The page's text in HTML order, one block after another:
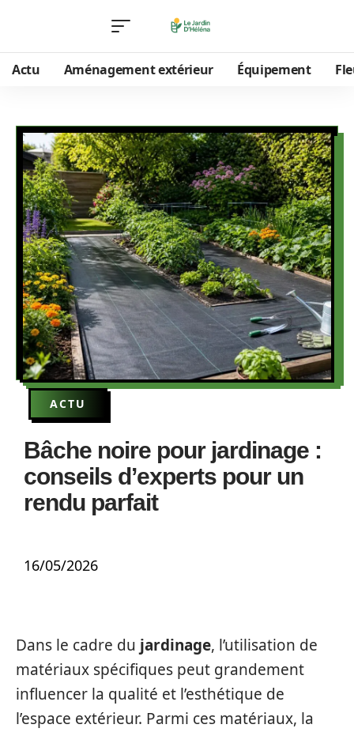
Actu Aménagement extérieur Équipement
ACTU
Bâche noire pour jardinage :
conseils d’experts pour un
rendu parfait
16/05/2026
Dans le cadre du jardinage, l’utilisation de
matériaux spécifiques peut grandement
influencer la qualité et l’esthétique de
l’espace extérieur. Parmi ces matériaux, la